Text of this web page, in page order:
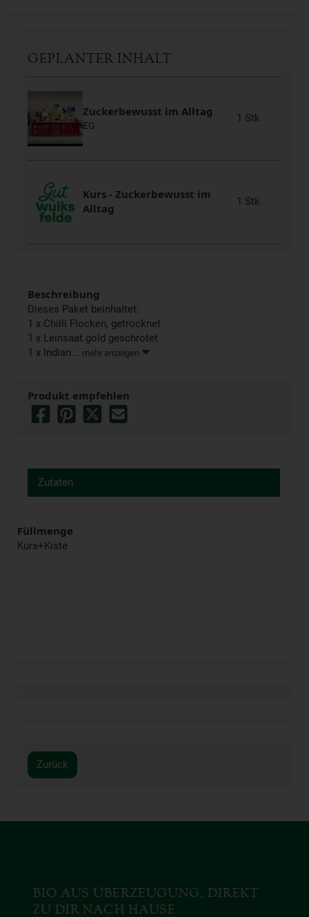
GEPLANTER INHALT
Zuckerbewusst im Alltag
EG
1 Stk
Kurs - Zuckerbewusst im
Alltag
1 Stk
Beschreibung
Dieses Paket beinhaltet:
1 x Chilli Flocken, getrocknet
1 x Leinsaat gold geschrotet
1 x Indian...
mehr anzeigen
Produkt empfehlen
Zutaten
Füllmenge
Kurs+Kiste
Zurück
BIO AUS ÜBERZEUGUNG, DIREKT
ZU DIR NACH HAUSE